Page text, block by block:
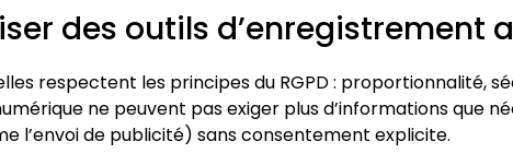
des outils d’enregistrement
respectent les principes du RGPD : proportionnalité,
ne peuvent pas exiger plus d’informations que
l’envoi de publicité) sans consentement explicite.